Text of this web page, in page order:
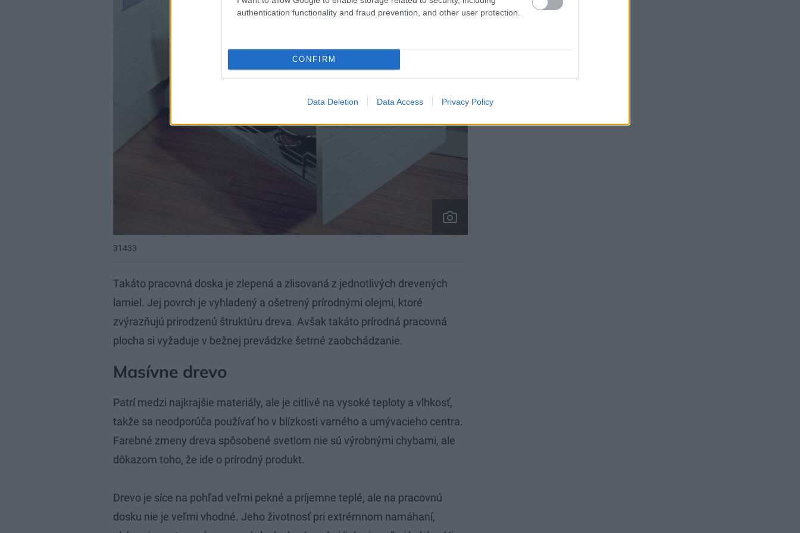
authentication functionality and fraud prevention, and other user protection.
CONFIRM
Data Deletion Data Access Privacy Policy
31433
Takáto pracovná doska je zlepená a zlisovaná z jednotlivých drevených
lamiel. Jej povrch je vyhladený a ošetrený prírodnými olejmi, ktoré
zvýrazňujú prirodzenú štruktúru dreva. Avšak takáto prírodná pracovná
plocha si vyžaduje v bežnej prevádzke šetrné zaobchádzanie.
Masívne drevo
Patrí medzi najkrajšie materiály, ale je citlivé na vysoké teploty a vlhkosť,
takže sa neodporúča používať ho v blízkosti varného a umývacieho centra.
Farebné zmeny dreva spôsobené svetlom nie sú výrobnými chybami, ale
dôkazom toho, že ide o prírodný produkt.
Drevo je síce na pohľad veľmi pekné a príjemne teplé, ale na pracovnú
dosku nie je veľmi vhodné. Jeho životnosť pri extrémnom namáhaní,